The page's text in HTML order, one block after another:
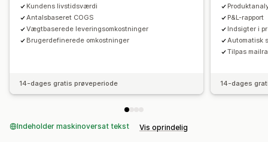
Import af historiske data
Kundens livstidsværdi
Antalsbaseret COGS
Vægtbaserede leveringsomkostninger
Brugerdefinerede omkostninger
14-dages gratis prøveperiode
P&L-rapport
Indsigter i
Automatisk
Tilpas
14-dages
Indeholder maskinoversat tekst Vis oprindelig